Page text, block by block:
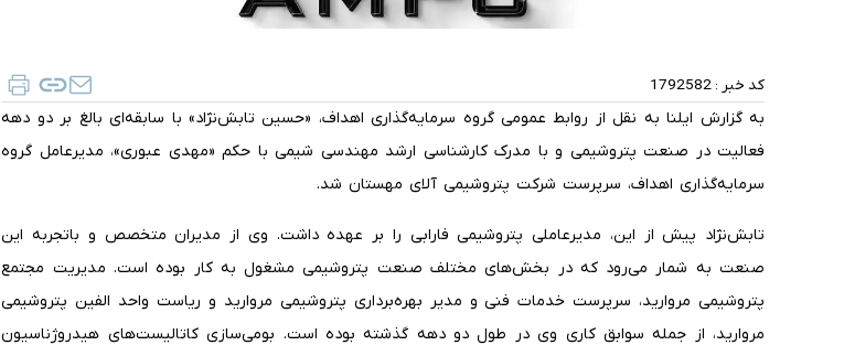
کد خبر : 1792582
به گزارش ایلنا به نقل از روابط عمومی گروه سرمایه‌گذاری اهداف، «حسین تابش‌نژاد» با سابقه‌ای بالغ بر دو دهه
فعالیت در صنعت پتروشیمی و با مدرک کارشناسی ارشد مهندسی شیمی با حکم «مهدی عبوری»، مدیرعامل گروه
سرمایه‌گذاری اهداف، سرپرست شرکت پتروشیمی آلای مهستان شد.
تابش‌نژاد پیش از این، مدیرعاملی پتروشیمی فارابی را بر عهده داشت. وی از مدیران متخصص و باتجربه این
صنعت به شمار می‌رود که در بخش‌های مختلف صنعت پتروشیمی مشغول به کار بوده است. مدیریت مجتمع
پتروشیمی مروارید، سرپرست خدمات فنی و مدیر بهره‌برداری پتروشیمی مروارید و ریاست واحد الفین پتروشیمی
مروارید، از جمله سوابق کاری وی در طول دو دهه گذشته بوده است. بومی‌سازی کاتالیست‌های هیدروژناسیون